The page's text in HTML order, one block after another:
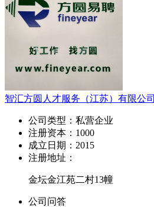
智汇方圆人才服务（江苏）有限公司
公司类型： 私营企业
注册资本： 1000
成立日期： 2015
注册地址：
金坛金江苑二村13幢
公司问答